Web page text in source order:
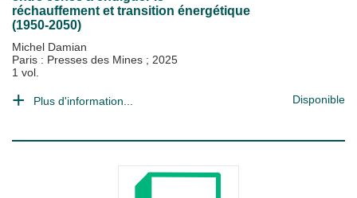
réchauffement et transition énergétique
(1950-2050)
Michel Damian
Paris : Presses des Mines ; 2025
1 vol.
Plus d'information... Disponible